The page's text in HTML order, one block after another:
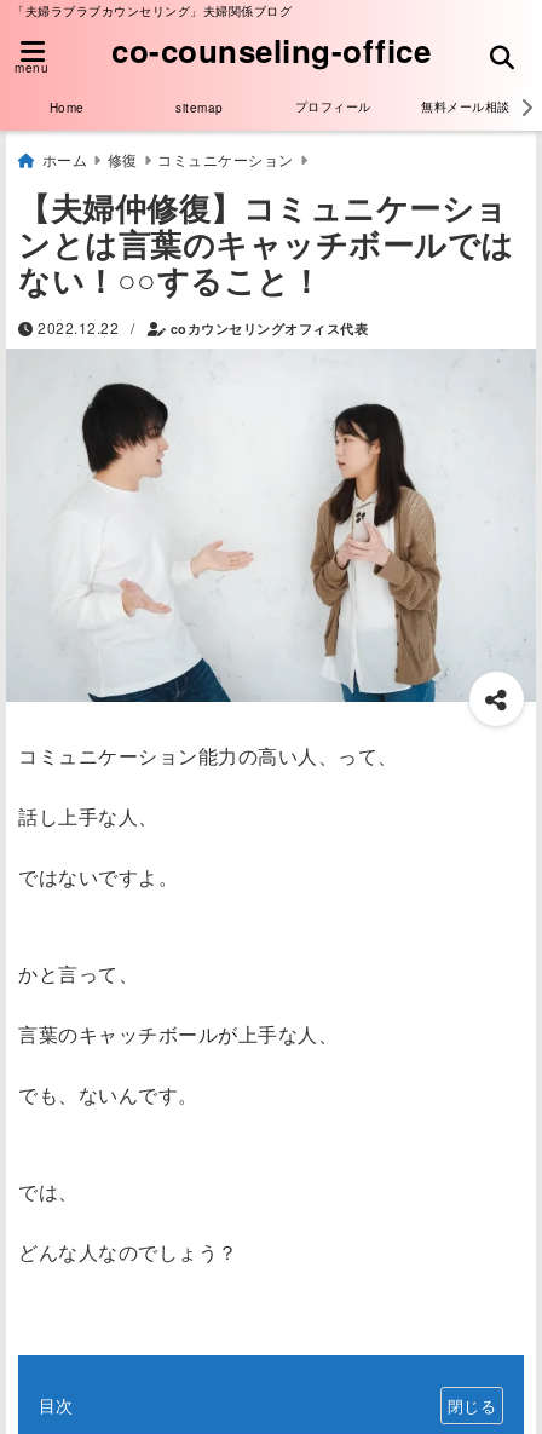
「夫婦ラブラブカウンセリング」夫婦関係ブログ
menu co-counseling-office
Home sitemap プロフィール 無料メール相談
ホーム 修復 コミュニケーション
【夫婦仲修復】コミュニケーショ
ンとは言葉のキャッチボールでは
ない！○○すること！
2022.12.22 / coカウンセリングオフィス代表
コミュニケーション能力の高い人、って、
話し上手な人、
ではないですよ。
かと言って、
言葉のキャッチボールが上手な人、
でも、ないんです。
では、
どんな人なのでしょう？
目次